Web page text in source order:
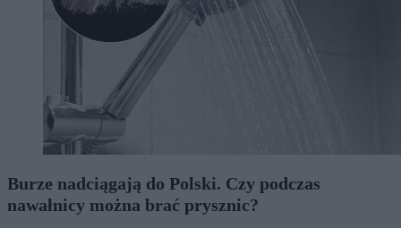
Burze nadciągają do Polski. Czy podczas
nawałnicy można brać prysznic?